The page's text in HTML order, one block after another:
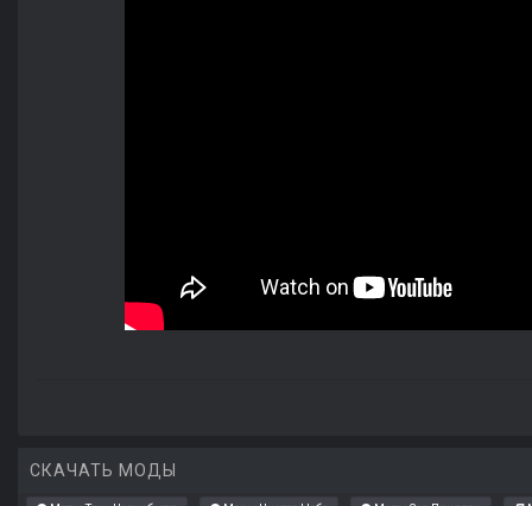
СКАЧАТЬ МОДЫ